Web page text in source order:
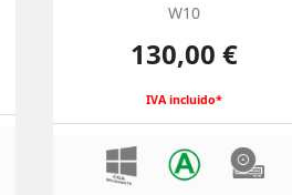
W10
Preço
130,00 €
IVA incluido*